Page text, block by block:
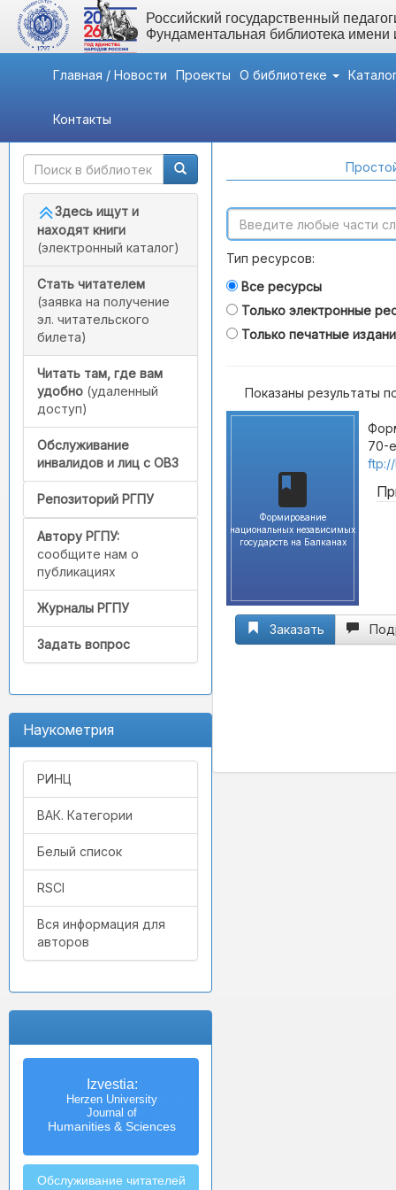
Российский государственный
Фундаментальная библиотека
Главная / Новости Проекты О библиотеке
Контакты
Быстрый доступ
Здесь ищут и
находят книги
(электронный каталог)
Стать читателем
(заявка на получение
эл. читательского
билета)
Читать там, где вам
удобно (удаленный
доступ)
Обслуживание
инвалидов и лиц с ОВЗ
Репозиторий РГПУ
Автору РГПУ:
сообщите нам о
публикациях
Журналы РГПУ
Задать вопрос
Наукометрия
РИНЦ
ВАК. Категории
Белый список
RSCI
Вся информация для
авторов
Izvestia:
Herzen University
Journal of
Humanities & Sciences
Обслуживание читателей
Тип ресурсов:
Все ресурсы
Только электронные
Только печатные
Показаны результаты
Формирование
национальных независимых
государств на Балканах
70-
Заказать